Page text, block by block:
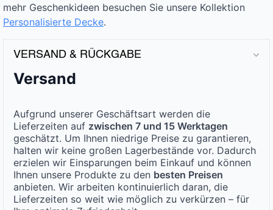
mehr Geschenkideen besuchen Sie unsere Kollektion
Personalisierte Decke.
VERSAND & RÜCKGABE
Versand
Aufgrund unserer Geschäftsart werden die
Lieferzeiten auf zwischen 7 und 15 Werktagen
geschätzt. Um Ihnen niedrige Preise zu garantieren,
halten wir keine großen Lagerbestände vor. Dadurch
erzielen wir Einsparungen beim Einkauf und können
Ihnen unsere Produkte zu den besten Preisen
anbieten. Wir arbeiten kontinuierlich daran, die
Lieferzeiten so weit wie möglich zu verkürzen – für